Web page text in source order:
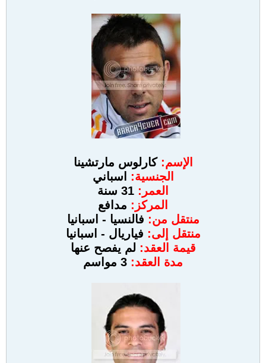
الإسم:كارلوس مارتشينا
الجنسية:
اسباني
العمر: 31 سنة
المركز: مدافع
منتقل من: فالنسيا - اسبانيا
منتقل إلى: فياريال - اسبانيا
قيمة العقد: لم يفصح عنها
مدة العقد: